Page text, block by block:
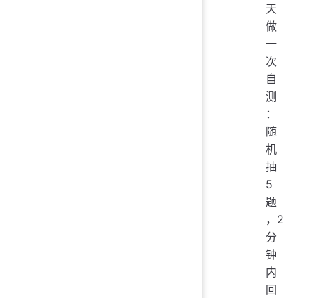
天
做
一
次
自
测
：
随
机
抽
5
题
，2
分
钟
内
回